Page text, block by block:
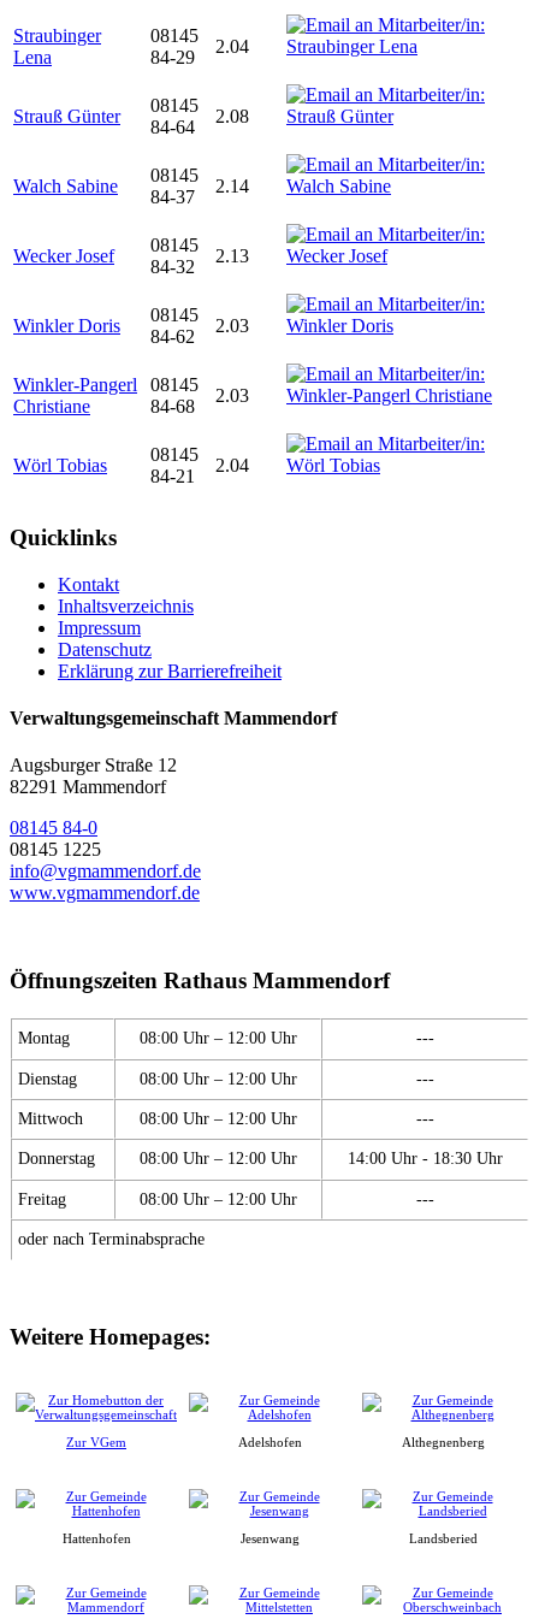
Straubinger
Lena
08145
84-29
2.04
Strauß Günter
08145
84-64
2.08
Walch Sabine
08145
84-37
2.14
Wecker Josef
08145
84-32
2.13
Winkler Doris
08145
84-62
2.03
Winkler-Pangerl
Christiane
08145
84-68
2.03
Wörl Tobias
08145
84-21
2.04
Quicklinks
Kontakt
Inhaltsverzeichnis
Impressum
Datenschutz
Erklärung zur Barrierefreiheit
Verwaltungsgemeinschaft Mammendorf
Augsburger Straße 12
82291 Mammendorf
08145 84-0
08145 1225
info@vgmammendorf.de
www.vgmammendorf.de
Öffnungszeiten Rathaus Mammendorf
Montag 08:00 Uhr – 12:00 Uhr ---
Dienstag 08:00 Uhr – 12:00 Uhr ---
Mittwoch 08:00 Uhr – 12:00 Uhr ---
Donnerstag 08:00 Uhr – 12:00 Uhr 14:00 Uhr - 18:30 Uhr
Freitag 08:00 Uhr – 12:00 Uhr ---
oder nach Terminabsprache
Weitere Homepages:
Zur VGem Adelshofen Althegnenberg
Hattenhofen Jesenwang Landsberied